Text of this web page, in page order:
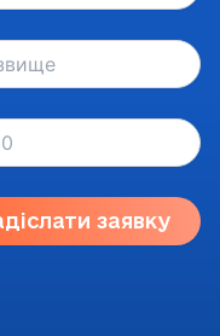
заявку